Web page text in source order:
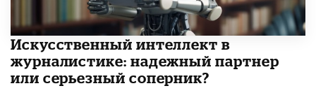
Искусственный интеллект в
журналистике: надежный партнер
или серьезный соперник?